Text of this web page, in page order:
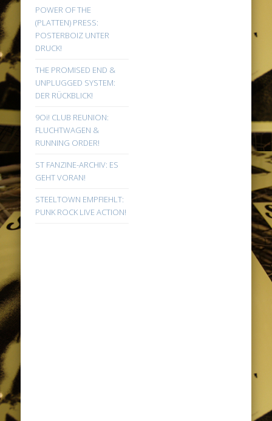
POWER OF THE
(PLATTEN) PRESS:
POSTERBOIZ UNTER
DRUCK!
THE PROMISED END &
UNPLUGGED SYSTEM:
DER RÜCKBLICK!
9Oi! CLUB REUNION:
FLUCHTWAGEN &
RUNNING ORDER!
ST FANZINE-ARCHIV: ES
GEHT VORAN!
STEELTOWN EMPFIEHLT:
PUNK ROCK LIVE ACTION!